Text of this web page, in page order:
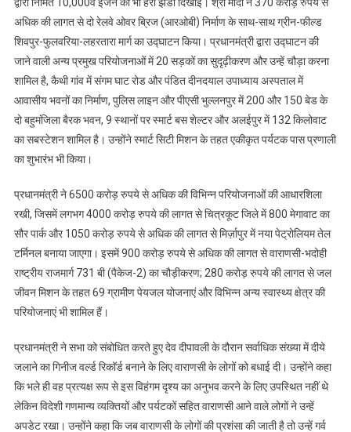
रुपये
की
कई
विकास
परियोजनाओं
की
अधिक की लागत से दो रेलवे ओवर ब्रिज (आरओबी) निर्माण के साथ-साथ ग्रीन-फील्ड
शिवपुर-फुलवरिया-लहरतारा मार्ग का उद्घाटन किया। प्रधानमंत्री द्वारा उद्घाटन की
जाने वाली अन्य प्रमुख परियोजनाओं में 20 सड़कों का सुदृढ़ीकरण और उन्हें चौड़ा करना
शामिल है, कैथी गांव में संगम घाट रोड और पंडित दीनदयाल उपाध्याय अस्पताल में
आवासीय भवनों का निर्माण, पुलिस लाइन और पीएसी भुल्लनपुर में 200 और 150 बेड के
दो बहुमंजिला बैरक भवन, 9 स्थानों पर स्मार्ट बस शेल्टर और अलईपुर में 132 किलोवाट
का सबस्टेशन शामिल है। उन्होंने स्मार्ट सिटी मिशन के तहत एकीकृत पर्यटक पास प्रणाली
का शुभारंभ भी किया।
प्रधानमंत्री ने 6500 करोड़ रुपये से अधिक की विभिन्न परियोजनाओं की आधारशिला
रखी, जिसमें लगभग 4000 करोड़ रुपये की लागत से चित्रकूट जिले में 800 मेगावाट का
सौर पार्क और 1050 करोड़ रुपये से अधिक की लागत से मिर्ज़ापुर में नया पेट्रोलियम तेल
टर्मिनल बनाया जाएगा। इसमें 900 करोड़ रुपये से अधिक की लागत से वाराणसी-भदोही
राष्ट्रीय राजमार्ग 731 बी (पैकेज-2) का चौड़ीकरण; 280 करोड़ रुपये की लागत से जल
जीवन मिशन के तहत 69 ग्रामीण पेयजल योजनाएं और विभिन्न अन्य स्वास्थ्य क्षेत्र की
परियोजनाएं भी शामिल हैं।
प्रधानमंत्री ने सभा को संबोधित करते हुए देव दीपावली के दौरान सर्वाधिक संख्या में दीये
जलाने का गिनीज वर्ल्ड रिकॉर्ड बनाने के लिए वाराणसी के लोगों को बधाई दी। उन्होंने कहा
कि भले ही वह प्रत्यक्ष रूप से इस विहंगम दृश्य का अनुभव करने के लिए उपस्थित नहीं थे
लेकिन विदेशी गणमान्य व्यक्तियों और पर्यटकों सहित वाराणसी आने वाले लोगों ने उन्हें
अपडेट रखा। उन्होंने कहा कि जब वाराणसी के लोगों की प्रशंसा की जाती है तो उन्हें गर्व